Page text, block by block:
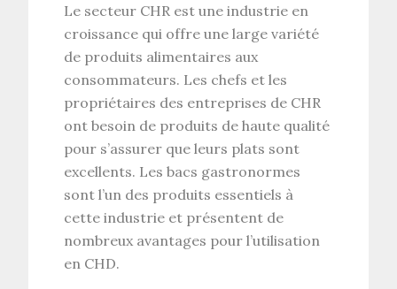
Le secteur CHR est une industrie en
croissance qui offre une large variété
de produits alimentaires aux
consommateurs. Les chefs et les
propriétaires des entreprises de CHR
ont besoin de produits de haute qualité
pour s’assurer que leurs plats sont
excellents. Les bacs gastronormes
sont l’un des produits essentiels à
cette industrie et présentent de
nombreux avantages pour l’utilisation
en CHD.